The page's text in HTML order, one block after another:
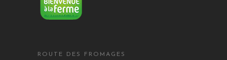
ROUTE DES FROMAGES